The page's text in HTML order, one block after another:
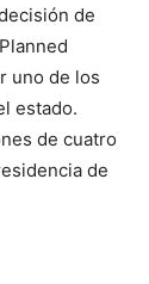
de
uno de los
estado.
de cuatro
de